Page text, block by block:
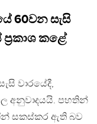
60වන සැසි
කළේ
වාරයේදී,
අනුවාදයයි. පහතින්
සකස්කර ඇති බව